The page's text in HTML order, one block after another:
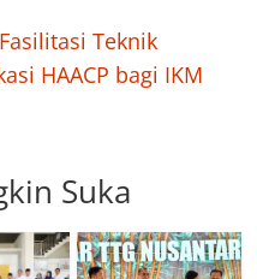
Teknik
HAACP bagi IKM
Suka